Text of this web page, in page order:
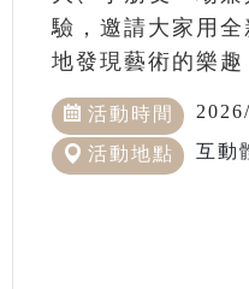
驗，邀請大家用
地發現藝術的樂趣
活動時間
活動地點 互動